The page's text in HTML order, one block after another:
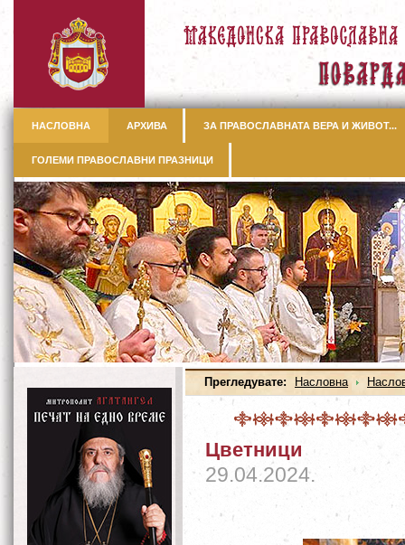
НАСЛОВНА АРХИВА ЗА ПРАВОСЛАВНАТА ВЕРА И ЖИВОТ...
ГОЛЕМИ ПРАВОСЛАВНИ ПРАЗНИЦИ
Прегледувате: Насловна
Цветници
29.04.2024.